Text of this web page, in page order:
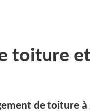
toiture
de toiture à